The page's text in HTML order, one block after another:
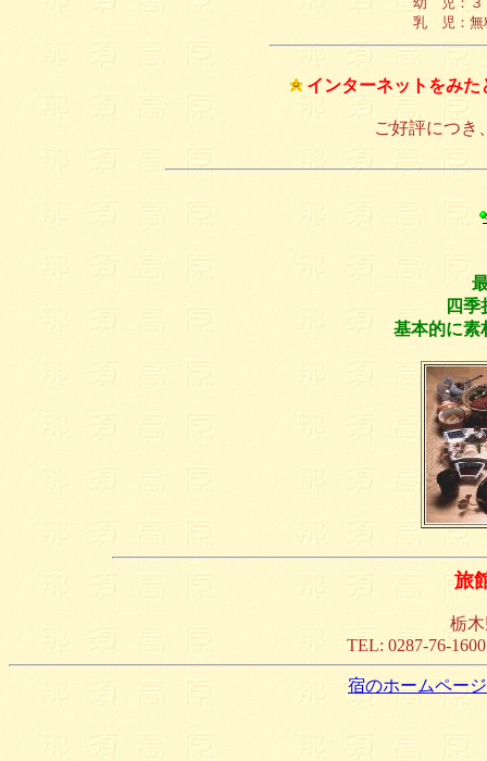
乳 児：無
インターネットをみ
ご好評につき
四季
基本的に素
旅
栃
TEL: 0287-76-
宿のホームページ